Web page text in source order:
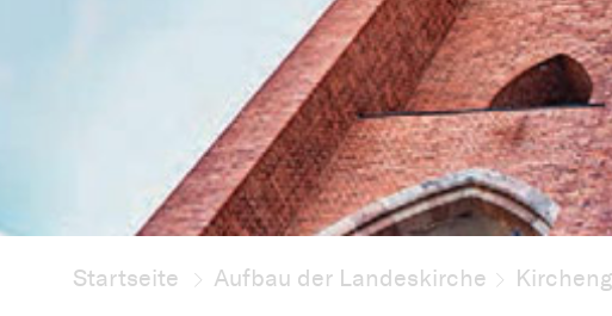
Startseite Aufbau der Landeskirche